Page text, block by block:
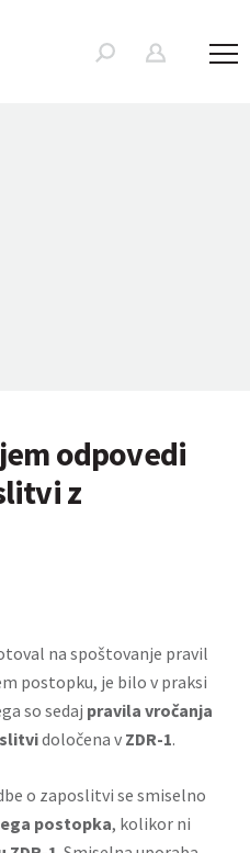
odpovedi
z
na spoštovanje pravil
postopku, je bilo v praksi
so sedaj pravila vročanja
določena v ZDR-1.
o zaposlitvi se smiselno
postopka, kolikor ni